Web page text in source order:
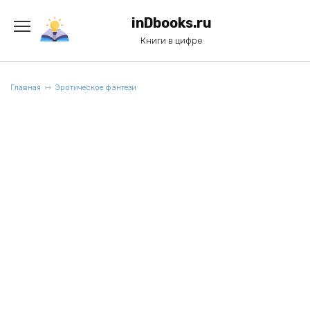
содержанию
inDbooks.ru
Книги в цифре
Главная Эротическое фэнтези